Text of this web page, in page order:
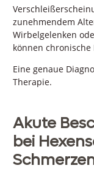
zunehmendem
Wirbelgelenken
können chronische
Eine genaue
Therapie.
Akute
bei